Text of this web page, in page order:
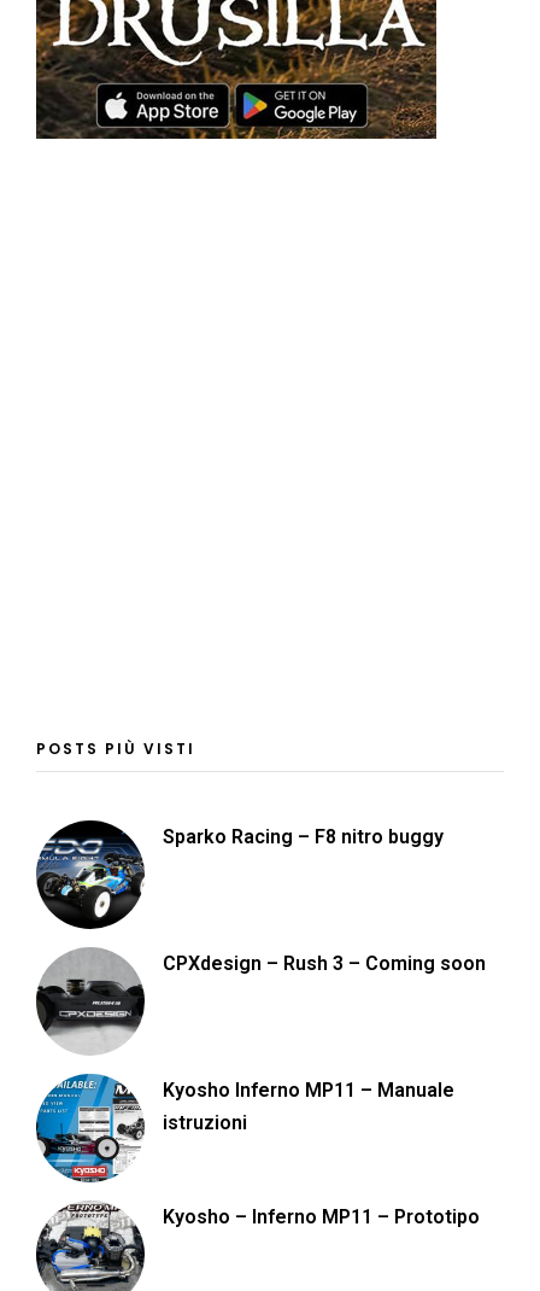
POSTS PIÙ VISTI
Sparko Racing – F8 nitro buggy
CPXdesign – Rush 3 – Coming soon
Kyosho Inferno MP11 – Manuale
istruzioni
Kyosho – Inferno MP11 – Prototipo